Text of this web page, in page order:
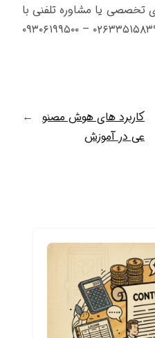
یا مشاوره تلفنی با
شماره ه ای ۰۲۶۳۳۵۰۰۸۳۸ – ۰۲۶۳۳۵۱۵۸۳۹ – ۰۹۳۰۶۱۹۹۵۰۰
کاربرد های هوش مصنو
عی در آموزش
→